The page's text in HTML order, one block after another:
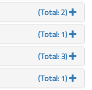
(Total: 2)
(Total: 1)
(Total: 3)
(Total: 1)